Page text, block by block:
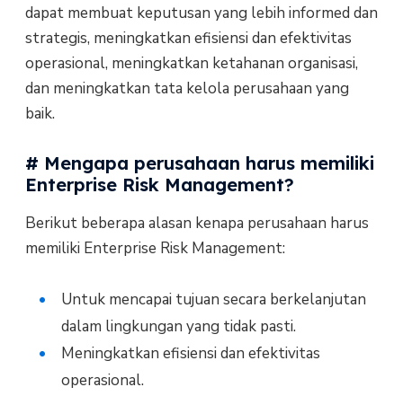
dapat membuat keputusan yang lebih informed dan
strategis, meningkatkan efisiensi dan efektivitas
operasional, meningkatkan ketahanan organisasi,
dan meningkatkan tata kelola perusahaan yang
baik.
# Mengapa perusahaan harus memiliki
Enterprise Risk Management?
Berikut beberapa alasan kenapa perusahaan harus
memiliki Enterprise Risk Management:
Untuk mencapai tujuan secara berkelanjutan
dalam lingkungan yang tidak pasti.
Meningkatkan efisiensi dan efektivitas
operasional.